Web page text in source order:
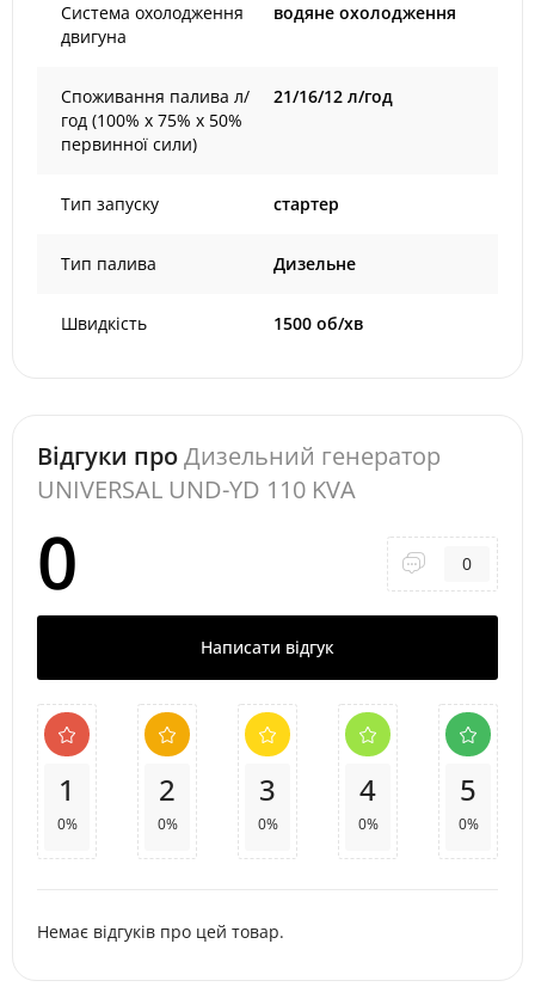
Система охолодження
двигуна
водяне охолодження
Споживання палива л/
год (100% х 75% х 50%
первинної сили)
21/16/12 л/год
Тип запуску стартер
Тип палива Дизельне
Швидкість 1500 об/хв
Відгуки проДизельний генератор
UNIVERSAL UND-YD 110 KVA
0 0
Написати відгук
1
0%
2
0%
3
0%
4
0%
5
0%
Немає відгуків про цей товар.